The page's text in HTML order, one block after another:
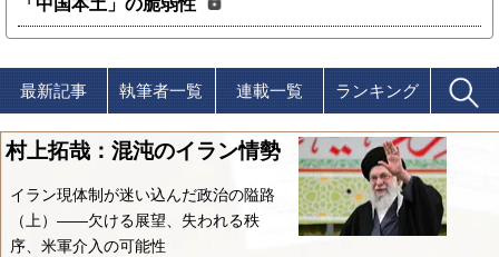
「中国本土」の脆弱性
最新記事 執筆者一覧 連載一覧 ランキング
村上拓哉：混沌のイラン情勢
イラン現体制が迷い込んだ政治の隘路
（上）――欠ける展望、失われる秩
序、米軍介入の可能性